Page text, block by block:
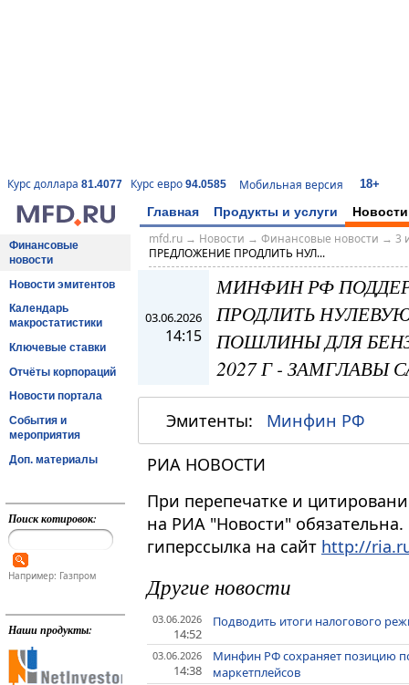
Курс доллара 81.4077 Курс евро 94.0585 Мобильная версия 18+
Главная Продукты и услуги Новости
Финансовые
новости
Новости эмитентов
Календарь
макростатистики
Ключевые ставки
Отчёты корпораций
Новости портала
События и
мероприятия
Доп. материалы
Поиск котировок:
Например: Газпром
Наши продукты:
mfd.ru→ Новости → Финансовые новости → 3
ПРЕДЛОЖЕНИЕ ПРОДЛИТЬ НУЛ...
03.06.2026
14:15
МИНФИН РФ
ПРОДЛИТЬ
ПОШЛИНЫ ДЛЯ
2027 Г - ЗАМГЛАВЫ
Эмитенты: Минфин РФ
РИА НОВОСТИ
При перепечатке и
на РИА "Новости"
гиперссылка на сайт http://
Другие новости
03.06.2026
14:52
Подводить итоги налогового
03.06.2026
14:38
Минфин РФ сохраняет позицию
маркетплейсов